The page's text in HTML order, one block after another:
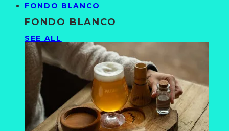
FONDO BLANCO
FONDO BLANCO
SEE ALL